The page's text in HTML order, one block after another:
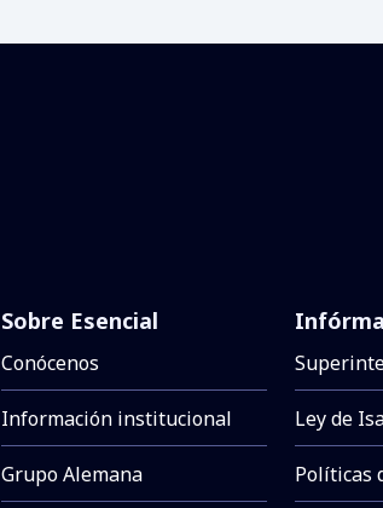
Sobre Esencial
Conócenos
Información institucional
Grupo Alemana
Ley de
Políticas